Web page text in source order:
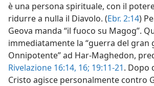
è una persona spirituale, con il
ridurre a nulla il Diavolo. (Ebr. 2:14)
Geova manda “il fuoco su Magog”.
immediatamente la “guerra del gran
Onnipotente” ad Har-Maghedon,
Rivelazione 16:14, 16; 19:11-21. Dopo
Cristo agisce personalmente contro